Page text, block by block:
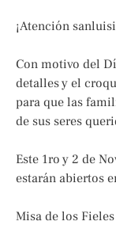
¡Atención
Con motivo del
detalles y el
para que las
de sus seres
Este 1ro y 2 de
estarán abiertos
Misa de los